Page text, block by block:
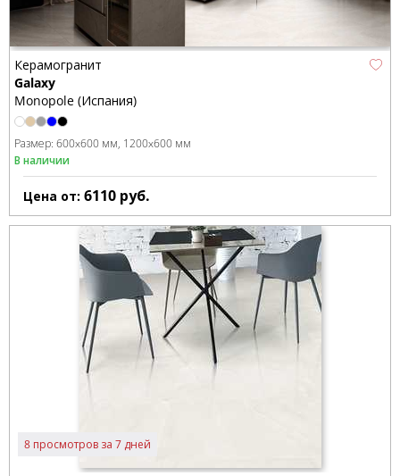
Керамогранит
Galaxy
Monopole (Испания)
Размер: 600x600 мм 1200x600 мм
В наличии
Цена от: 6110 руб.
8 просмотров за 7 дней